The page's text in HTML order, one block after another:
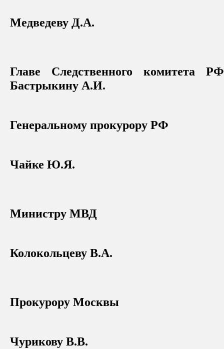
Медведеву Д.А.
Главе Следственного комитета РФ
Бастрыкину А.И.
Генеральному прокурору РФ
Чайке Ю.Я.
Министру МВД
Колокольцеву В.А.
Прокурору Москвы
Чурикову В.В.